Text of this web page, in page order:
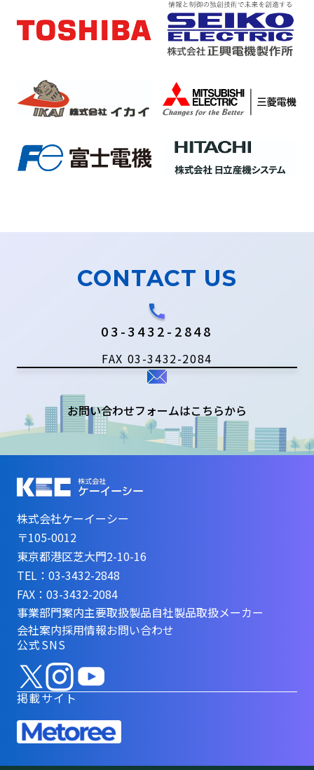
CONTACT US
03-3432-2848
FAX 03-3432-2084
お問い合わせフォームはこちらから
株式会社ケーイーシー
〒105-0012
東京都港区芝大門2-10-16
TEL：03-3432-2848
FAX：03-3432-2084
事業部門案内主要取扱製品自社製品取扱メーカー
会社案内採用情報お問い合わせ
公式SNS
掲載サイト